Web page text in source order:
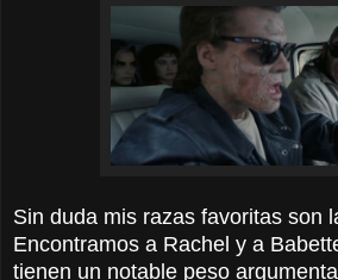
Sin duda mis razas favoritas son
Encontramos a Rachel y a
tienen un notable peso